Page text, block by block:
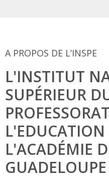
A PROPOS DE L’INSPE
L'INSTITUT
SUPÉRIEUR
L'EDUCATION
L'ACADÉMIE
GUADELOUPE